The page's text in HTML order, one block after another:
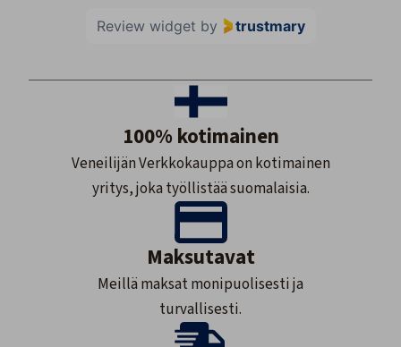
Review widget by trustmary
100% kotimainen
Veneilijän Verkkokauppa on kotimainen
yritys, joka työllistää suomalaisia.
Maksutavat
Meillä maksat monipuolisesti ja
turvallisesti.